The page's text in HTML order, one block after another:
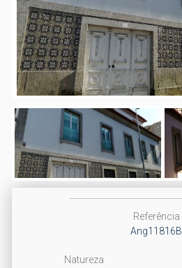
Referência
Ang11816B
Natureza